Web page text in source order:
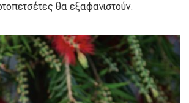
θα εξαφανιστούν.